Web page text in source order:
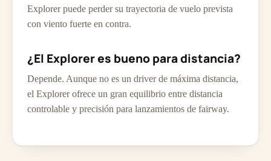
Explorer puede perder su trayectoria de vuelo prevista
con viento fuerte en contra.
¿El Explorer es bueno para distancia?
Depende. Aunque no es un driver de máxima distancia,
el Explorer ofrece un gran equilibrio entre distancia
controlable y precisión para lanzamientos de fairway.